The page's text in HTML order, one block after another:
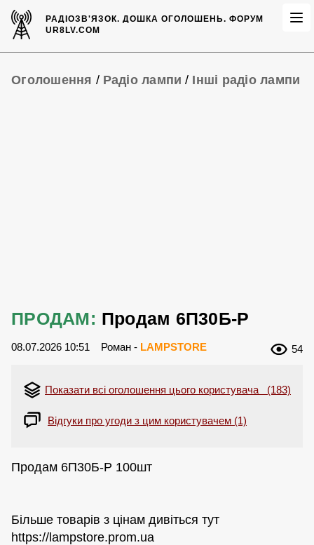
РАДІОЗВ'ЯЗОК.ДОШКА ОГОЛОШЕНЬ. ФОРУМ
UR8LV.COM
Оголошення / Радіо лампи / Інші радіо лампи
ПРОДАМ: Продам 6П30Б-Р
08.07.2026 10:51 Роман - LAMPSTORE 54
Показати всі оголошення цього користувача (183)
Відгуки про угоди з цим користувачем (1)
Продам 6П30Б-Р 100шт
Більше товарів з цінам дивіться тут
https://lampstore.prom.ua